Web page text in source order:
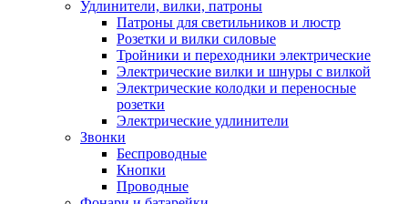
Удлинители, вилки, патроны
Патроны для светильников и люстр
Розетки и вилки силовые
Тройники и переходники электрические
Электрические вилки и шнуры с вилкой
Электрические колодки и переносные
розетки
Электрические удлинители
Звонки
Беспроводные
Кнопки
Проводные